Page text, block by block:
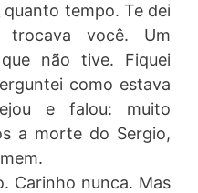
tempo. Te dei
trocava você. Um
não tive. Fiquei
como estava
e falou: muito
a morte do Sergio,
Carinho nunca. Mas